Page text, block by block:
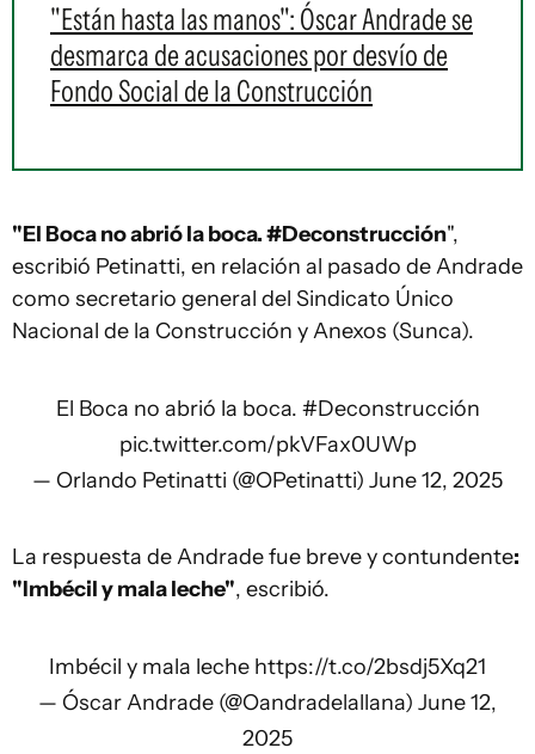
"Están hasta las manos": Óscar Andrade se
desmarca de acusaciones por desvío de
Fondo Social de la Construcción
"El Boca no abrió la boca. #Deconstrucción",
escribió Petinatti, en relación al pasado de Andrade
como secretario general del Sindicato Único
Nacional de la Construcción y Anexos (Sunca).
El Boca no abrió la boca. #Deconstrucción
pic.twitter.com/pkVFax0UWp
— Orlando Petinatti (@OPetinatti) June 12, 2025
La respuesta de Andrade fue breve y contundente:
"Imbécil y mala leche", escribió.
Imbécil y mala leche https://t.co/2bsdj5Xq21
— Óscar Andrade (@Oandradelallana) June 12,
2025